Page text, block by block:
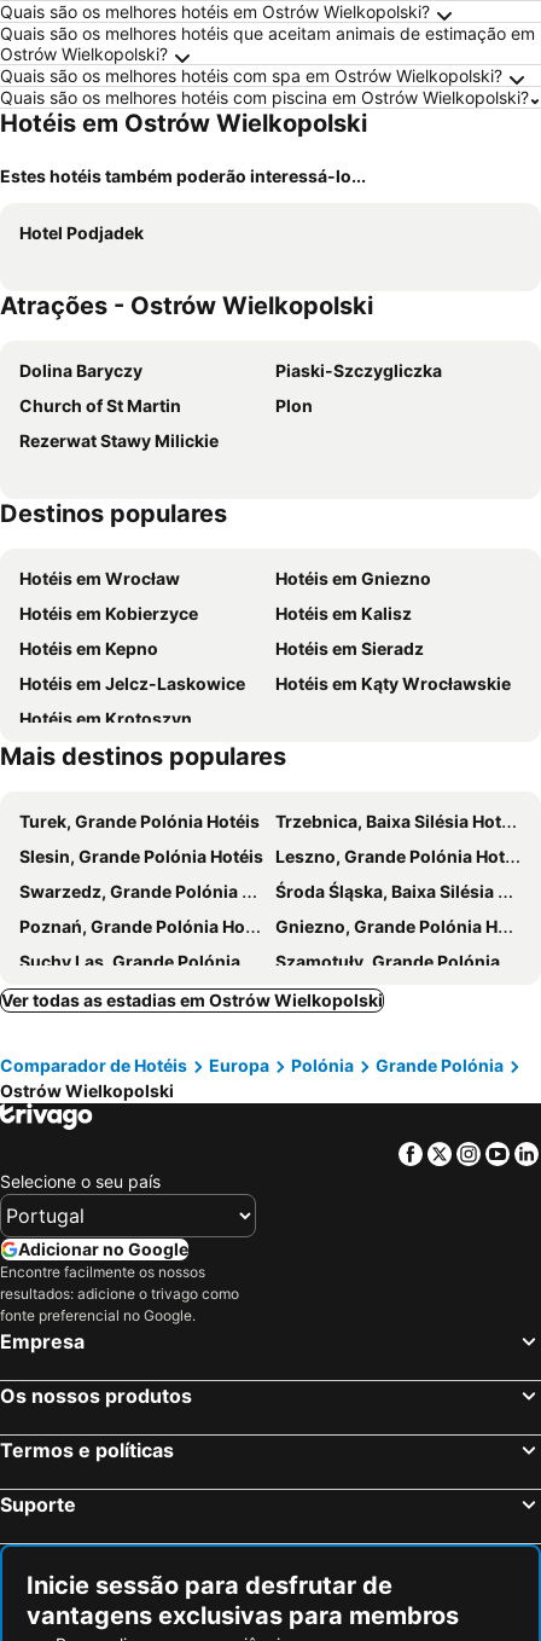
Quais são os melhores hotéis em Ostrów Wielkopolski?
Quais são os melhores hotéis que aceitam animais de estimação em
Ostrów Wielkopolski?
Quais são os melhores hotéis com spa em Ostrów Wielkopolski?
Quais são os melhores hotéis com piscina em Ostrów Wielkopolski?
Hotéis em Ostrów Wielkopolski
Estes hotéis também poderão interessá-lo...
Hotel Podjadek
Atrações - Ostrów Wielkopolski
Dolina Baryczy
Piaski-Szczygliczka
Church of St Martin
Plon
Rezerwat Stawy Milickie
Destinos populares
Hotéis em Wrocław
Hotéis em Gniezno
Hotéis em Kobierzyce
Hotéis em Kalisz
Hotéis em Kepno
Hotéis em Sieradz
Hotéis em Jelcz-Laskowice
Hotéis em Kąty Wrocławskie
Hotéis em Krotoszyn
Mais destinos populares
Turek, Grande Polónia Hotéis
Trzebnica, Baixa Silésia Hotéis
Slesin, Grande Polónia Hotéis Leszno, Grande Polónia Hotéis
Swarzedz, Grande Polónia Hotéis
Środa Śląska, Baixa Silésia Hotéis
Poznań, Grande Polónia Hotéis
Gniezno, Grande Polónia Hotéis
Suchy Las, Grande Polónia Hotéis
Szamotuły, Grande Polónia Hotéis
Kalisz, Grande Polónia Hotéis Komorniki, Grande Polónia Hotéis
Cracóvia, Pequena Polónia Hotéis
Varsóvia, Masovia Hotéis
Wrocław, Baixa Silésia Hotéis
Gdańsk, Pommerania Hotéis
Zakopane, Pequena Polónia Hotéis
Łódź, Łódź Hotéis
Auschwitz, Pequena Polónia Hotéis
Ver todas as estadias em Ostrów Wielkopolski
Comparador de Hotéis Europa Polónia
Grande Polónia
Ostrów Wielkopolski
Facebook
Twitter
Selecione o seu país
Adicionar no Google
Encontre facilmente os nossos
resultados: adicione o trivago como
fonte preferencial no Google.
Empresa
Os nossos produtos
Termos e políticas
Suporte
Inicie sessão para desfrutar de
vantagens exclusivas para membros